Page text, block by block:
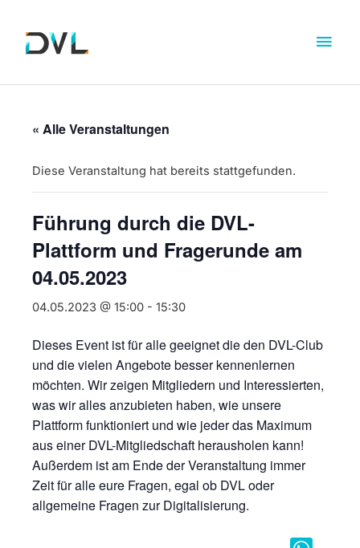
« Alle Veranstaltungen
Diese Veranstaltung hat bereits stattgefunden.
Führung durch die DVL-
Plattform und Fragerunde am
04.05.2023
04.05.2023 @ 15:00 - 15:30
Dieses Event ist für alle geeignet die den DVL-Club
und die vielen Angebote besser kennenlernen
möchten. Wir zeigen Mitgliedern und Interessierten,
was wir alles anzubieten haben, wie unsere
Plattform funktioniert und wie jeder das Maximum
aus einer DVL-Mitgliedschaft herausholen kann!
Außerdem ist am Ende der Veranstaltung immer
Zeit für alle eure Fragen, egal ob DVL oder
allgemeine Fragen zur Digitalisierung.